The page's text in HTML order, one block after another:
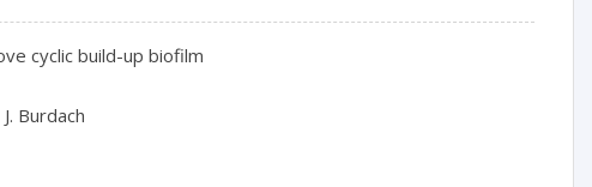
cyclic build-up biofilm
Burdach